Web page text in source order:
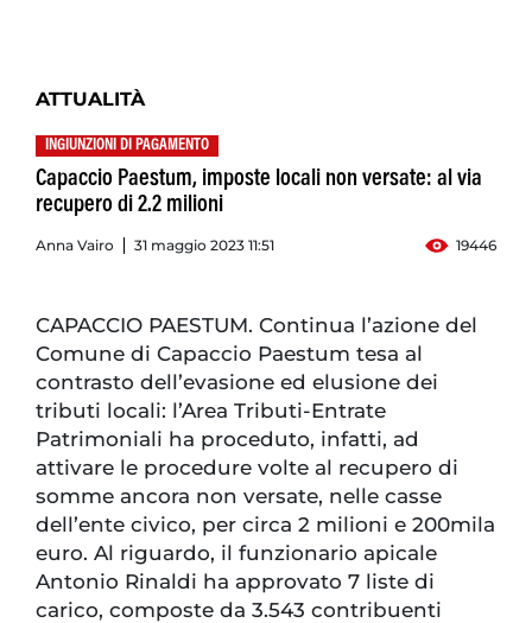
ATTUALITÀ
INGIUNZIONI DI PAGAMENTO
Capaccio Paestum, imposte locali non versate: al via
recupero di 2.2 milioni
Anna Vairo 31 maggio 2023 11:51 19446
CAPACCIO PAESTUM. Continua l’azione del
Comune di Capaccio Paestum tesa al
contrasto dell’evasione ed elusione dei
tributi locali: l’Area Tributi-Entrate
Patrimoniali ha proceduto, infatti, ad
attivare le procedure volte al recupero di
somme ancora non versate, nelle casse
dell’ente civico, per circa 2 milioni e 200mila
euro. Al riguardo, il funzionario apicale
Antonio Rinaldi ha approvato 7 liste di
carico, composte da 3.543 contribuenti